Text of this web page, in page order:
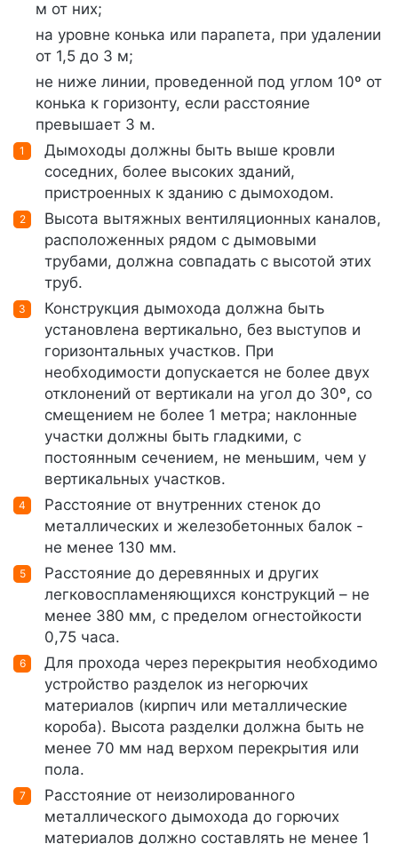
м от них;
на уровне конька или парапета, при удалении
от 1,5 до 3 м;
не ниже линии, проведенной под углом 10º от
конька к горизонту, если расстояние
превышает 3 м.
Дымоходы должны быть выше кровли
соседних, более высоких зданий,
пристроенных к зданию с дымоходом.
Высота вытяжных вентиляционных каналов,
расположенных рядом с дымовыми
трубами, должна совпадать с высотой этих
труб.
Конструкция дымохода должна быть
установлена вертикально, без выступов и
горизонтальных участков. При
необходимости допускается не более двух
отклонений от вертикали на угол до 30º, со
смещением не более 1 метра; наклонные
участки должны быть гладкими, с
постоянным сечением, не меньшим, чем у
вертикальных участков.
Расстояние от внутренних стенок до
металлических и железобетонных балок -
не менее 130 мм.
Расстояние до деревянных и других
легковоспламеняющихся конструкций – не
менее 380 мм, с пределом огнестойкости
0,75 часа.
Для прохода через перекрытия необходимо
устройство разделок из негорючих
материалов (кирпич или металлические
короба). Высота разделки должна быть не
менее 70 мм над верхом перекрытия или
пола.
Расстояние от неизолированного
металлического дымохода до горючих
материалов должно составлять не менее 1